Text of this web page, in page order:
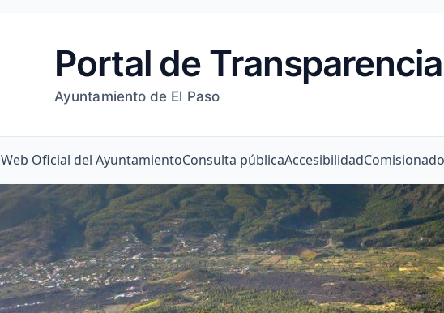
Portal de Transparencia
Ayuntamiento de El Paso
Web Oficial del AyuntamientoConsulta públicaAccesibilidad